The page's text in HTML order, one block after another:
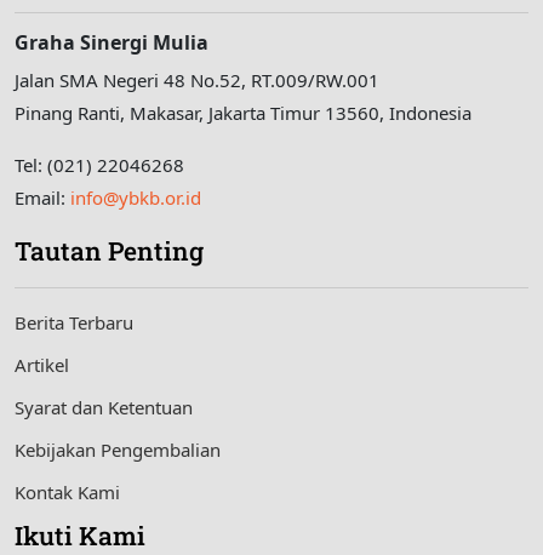
Graha Sinergi Mulia
Jalan SMA Negeri 48 No.52, RT.009/RW.001
Pinang Ranti, Makasar, Jakarta Timur 13560, Indonesia
Tel: (021) 22046268
Email: info@ybkb.or.id
Tautan Penting
Berita Terbaru
Artikel
Syarat dan Ketentuan
Kebijakan Pengembalian
Kontak Kami
Ikuti Kami